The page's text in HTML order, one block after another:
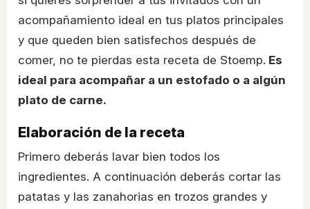
acompañamiento ideal en tus platos principales
y que queden bien satisfechos después de
comer, no te pierdas esta receta de Stoemp. Es
ideal para acompañar a un estofado o a algún
plato de carne.
Elaboración de la receta
Primero deberás lavar bien todos los
ingredientes. A continuación deberás cortar las
patatas y las zanahorias en trozos grandes y